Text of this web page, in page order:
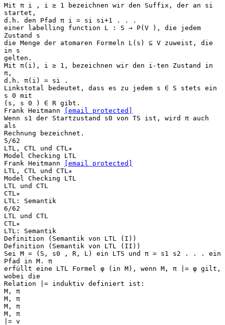
Mit π i , i ≥ 1 bezeichnen wir den Suffix, der an si
startet,
d.h. den Pfad π i = si si+1 . . .
einer labelling function L : S → P(V ), die jedem
Zustand s
die Menge der atomaren Formeln L(s) ⊆ V zuweist, die
in s
gelten.
Mit π(i), i ≥ 1, bezeichnen wir den i-ten Zustand in
π,
d.h. π(i) = si .
Linkstotal bedeutet, dass es zu jedem s ∈ S stets ein
s 0 mit
(s, s 0 ) ∈ R gibt.
Frank Heitmann
[email protected]
Wenn s1 der Startzustand s0 von TS ist, wird π auch
als
Rechnung bezeichnet.
5/62
LTL, CTL und CTL∗
Model Checking LTL
Frank Heitmann
[email protected]
LTL, CTL und CTL∗
Model Checking LTL
LTL und CTL
CTL∗
LTL: Semantik
6/62
LTL und CTL
CTL∗
LTL: Semantik
Definition (Semantik von LTL (I))
Definition (Semantik von LTL (II))
Sei M = (S, s0 , R, L) ein LTS und π = s1 s2 . . . ein
Pfad in M. π
erfüllt eine LTL Formel φ (in M), wenn M, π |= φ gilt,
wobei die
Relation |= induktiv definiert ist:
M, π
M, π
M, π
M, π
|= v